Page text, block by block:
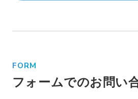
FORM
フォームでのお問い